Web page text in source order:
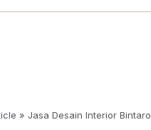
» Jasa Desain Interior Bintaro